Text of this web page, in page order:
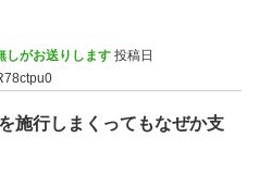
しがお送りします 投稿日
施行しまくってもなぜか支